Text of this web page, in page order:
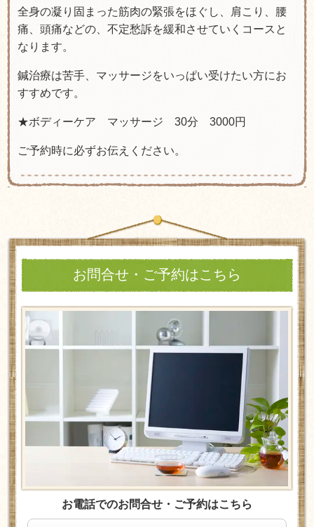
全身の凝り固まった筋肉の緊張をほぐし、肩こり、腰
痛、頭痛などの、不定愁訴を緩和させていくコースと
なります。
鍼治療は苦手、マッサージをいっぱい受けたい方にお
すすめです。
★ボディーケア マッサージ 30分 3000円
ご予約時に必ずお伝えください。
お問合せ・ご予約はこちら
お電話でのお問合せ・ご予約はこちら